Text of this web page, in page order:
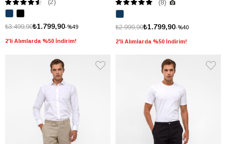
(2)
%49
₺1.799,90
₺3.499,90
2'li Alımlarda %50 İndirim!
(8)
%40
₺1.799,90
₺2.999,90
2'li Alımlarda %50 İndirim!